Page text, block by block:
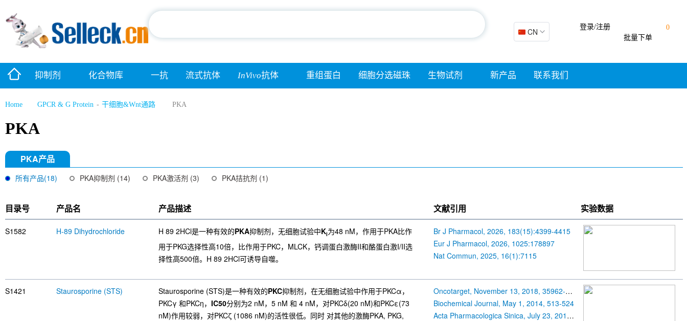
🇨🇳 CN
0
批量下单
登录/注册
抑制剂 化合物库 一抗 流式抗体 InVivo抗体 重组蛋白 细胞分选磁珠 生物试剂 新产品 联系我们
Home GPCR & G Protein - 干细胞&Wnt通路 PKA
PKA
PKA产品
所有产品(18) PKA抑制剂 (14) PKA激活剂 (3) PKA拮抗剂 (1)
目录号 产品名 产品描述 文献引用 实验数据
S1582 H-89 Dihydrochloride H 89 2HCl是一种有效的PKA抑制剂，无细胞试验中Ki为48 nM，作用于PKA比作
用于PKG选择性高10倍，比作用于PKC，MLCK，钙调蛋白激酶II和酪蛋白激I/II选
择性高500倍。H 89 2HCl可诱导自噬。
Br J Pharmacol, 2026, 183(15):4399-4415
Eur J Pharmacol, 2026, 1025:178897
Nat Commun, 2025, 16(1):7115
S1421 Staurosporine (STS) Staurosporine (STS)是一种有效的PKC抑制剂，在无细胞试验中作用于PKCα，
PKCγ 和PKCη， IC50分别为2 nM，5 nM 和 4 nM，对PKCδ(20 nM)和PKCε(73
nM)作用较弱，对PKCζ (1086 nM)的活性很低。同时 对其他的激酶PKA, PKG,
Oncotarget, November 13, 2018, 35962-35973
Biochemical Journal, May 1, 2014, 513-524
Acta Pharmacologica Sinica, July 23, 2018, 1902-1912